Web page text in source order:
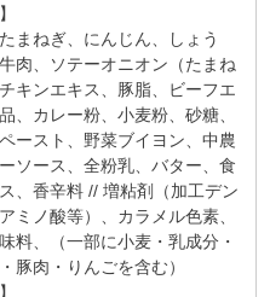
まねぎ、にんじん、しょう
肉、ソテーオニオン（たまね
キンエキス、豚脂、ビーフエ
、カレー粉、小麦粉、砂糖、
ースト、野菜ブイヨン、中農
ソース、全粉乳、バター、食
、香辛料 // 増粘剤（加工デン
ミノ酸等）、カラメル色素、
料、（一部に小麦・乳成分・
豚肉・りんごを含む）